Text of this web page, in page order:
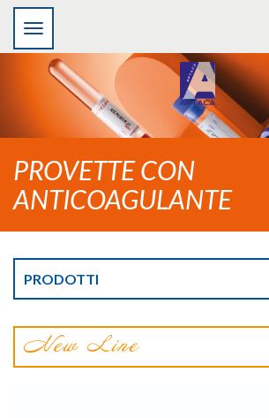
PROVETTE CON
ANTICOAGULANTE
PRODOTTI